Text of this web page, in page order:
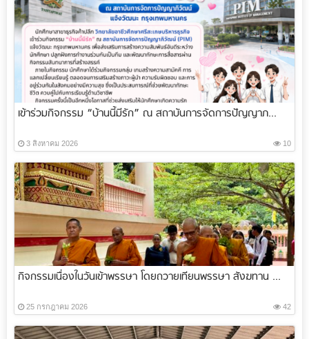
เข้าร่วมกิจกรรม “บ้านนี้มีรัก” ณ สถาบันการจัดการปัญญาภ...
3 สิงหาคม 2026 10
กิจกรรมเนื่องในวันเข้าพรรษา โดยถวายเทียนพรรษา สังฆทาน ...
25 กรกฎาคม 2026 42